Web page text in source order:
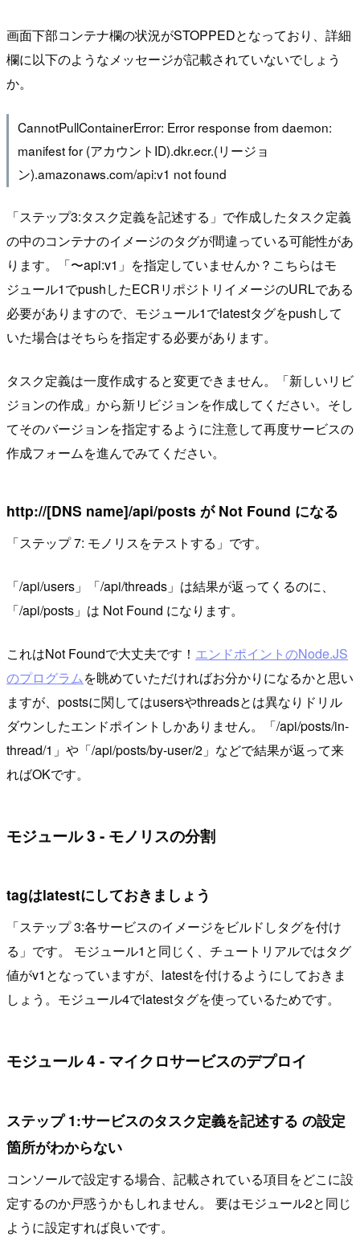
画面下部コンテナ欄の状況がSTOPPEDとなっており、詳細
欄に以下のようなメッセージが記載されていないでしょう
か。
CannotPullContainerError: Error response from daemon:
manifest for (アカウントID).dkr.ecr.(リージョ
ン).amazonaws.com/api:v1 not found
「ステップ3:タスク定義を記述する」で作成したタスク定義
の中のコンテナのイメージのタグが間違っている可能性があ
ります。「〜api:v1」を指定していませんか？こちらはモ
ジュール1でpushしたECRリポジトリイメージのURLである
必要がありますので、モジュール1でlatestタグをpushして
いた場合はそちらを指定する必要があります。
タスク定義は一度作成すると変更できません。「新しいリビ
ジョンの作成」から新リビジョンを作成してください。そし
てそのバージョンを指定するように注意して再度サービスの
作成フォームを進んでみてください。
http://[DNS name]/api/posts が Not Found になる
「ステップ 7: モノリスをテストする」です。
「/api/users」「/api/threads」は結果が返ってくるのに、
「/api/posts」は Not Found になります。
これはNot Foundで大丈夫です！ エンドポイントのNode.JS
のプログラムを眺めていただければお分かりになるかと思い
ますが、postsに関してはusersやthreadsとは異なりドリル
ダウンしたエンドポイントしかありません。「/api/posts/in-
thread/1」や「/api/posts/by-user/2」などで結果が返って来
ればOKです。
モジュール 3 - モノリスの分割
tagはlatestにしておきましょう
「ステップ 3:各サービスのイメージをビルドしタグを付け
る」です。 モジュール1と同じく、チュートリアルではタグ
値がv1となっていますが、latestを付けるようにしておきま
しょう。モジュール4でlatestタグを使っているためです。
モジュール 4 - マイクロサービスのデプロイ
ステップ 1:サービスのタスク定義を記述する の設定
箇所がわからない
コンソールで設定する場合、記載されている項目をどこに設
定するのか戸惑うかもしれません。 要はモジュール2と同じ
ように設定すれば良いです。